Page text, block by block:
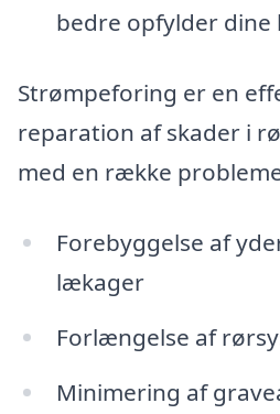
bedre opfylder dine
Strømpeforing er en
reparation af skader i
med en række
Forebyggelse af
lækager
Forlængelse af
Minimering af